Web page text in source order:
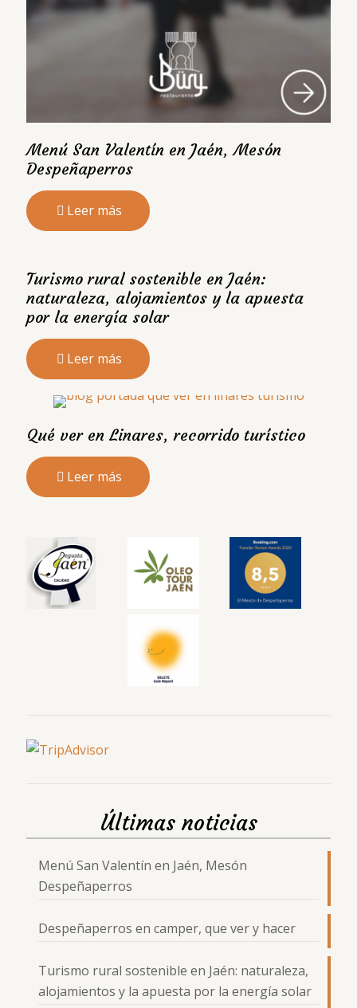
Menú San Valentín en Jaén, Mesón
Despeñaperros
Leer más
Turismo rural sostenible en Jaén:
naturaleza, alojamientos y la apuesta
por la energía solar
Leer más
Qué ver en Linares, recorrido turístico
Leer más
Últimas noticias
Menú San Valentín en Jaén, Mesón
Despeñaperros
Despeñaperros en camper, que ver y hacer
Turismo rural sostenible en Jaén: naturaleza,
alojamientos y la apuesta por la energía solar